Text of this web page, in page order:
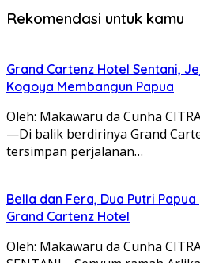
Rekomendasi untuk kamu
Grand Cartenz Hotel Sentani,
Kogoya Membangun Papua
Oleh: Makawaru da Cunha
—Di balik berdirinya Grand
tersimpan perjalanan…
Bella dan Fera, Dua Putri
Grand Cartenz Hotel
Oleh: Makawaru da Cunha